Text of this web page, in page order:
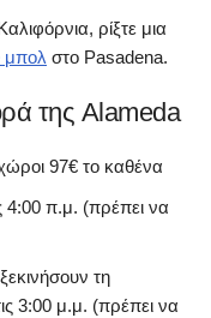
ρίξτε μια
μπολ στο Pasadena.
της Alameda
97€ το καθένα
4:00 π.μ. (πρέπει να
τη
3:00 μ.μ. (πρέπει να